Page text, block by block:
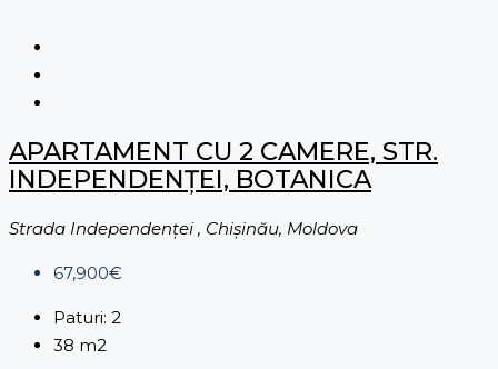
APARTAMENT CU 2 CAMERE, STR.
INDEPENDENȚEI, BOTANICA
Strada Independenței , Chișinău, Moldova
67,900€
Paturi: 2
38 m2